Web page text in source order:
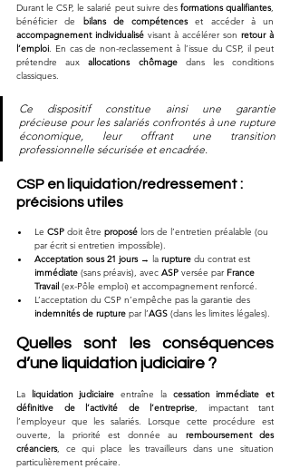
Durant le CSP, le salarié peut suivre des formations qualifiantes,
bénéficier de bilans de compétences
accompagnement individualisé visant à accélérer son retour à
l’emploi. En cas de non-reclassement à l’issue du CSP, il peut
prétendre aux allocations chômage dans les conditions
classiques.
Ce dispositif constitue ainsi une garantie
précieuse pour les salariés confrontés à une rupture
économique, leur offrant une transition
professionnelle sécurisée et encadrée.
CSP en liquidation/redressement :
précisions utiles
Le CSP doit être proposé lors de l’entretien préalable (ou
par écrit si entretien impossible).
Acceptation sous 21 jours → la rupture du contrat est
immédiate (sans préavis), avec ASP versée par France
Travail (ex-Pôle emploi) et accompagnement renforcé.
L’acceptation du CSP n’empêche pas la garantie des
indemnités de rupture par l’AGS (dans les limites légales).
Quelles sont les conséquences
d’une liquidation judiciaire ?
La liquidation judiciaire entraîne la cessation immédiate et
définitive de l’activité de l’entreprise, impactant tant
l’employeur que les salariés. Lorsque cette procédure est
ouverte, la priorité est donnée au remboursement des
créanciers, ce qui place les travailleurs dans une situation
particulièrement précaire.